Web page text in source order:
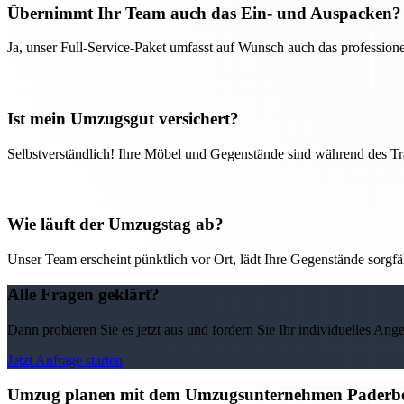
Übernimmt Ihr Team auch das Ein- und Auspacken?
Ja, unser Full-Service-Paket umfasst auf Wunsch auch das
Ist mein Umzugsgut versichert?
Selbstverständlich! Ihre Möbel und Gegenstände sind während des
Wie läuft der Umzugstag ab?
Unser Team erscheint pünktlich vor Ort, lädt Ihre Gegenstände
Alle Fragen geklärt?
Dann probieren Sie es jetzt aus und fordern Sie Ihr individuelles
Jetzt Anfrage starten
Umzug planen mit dem Umzugsunternehmen